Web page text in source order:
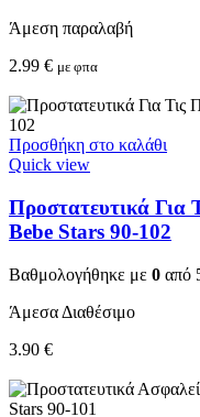
Άμεση παραλαβή
2.99 € με φπα
Προσθήκη στο καλάθι
Quick view
Προστατευτικά Για
Bebe Stars 90-102
Βαθμολογήθηκε με 0 από
Άμεσα Διαθέσιμο
3.90 €